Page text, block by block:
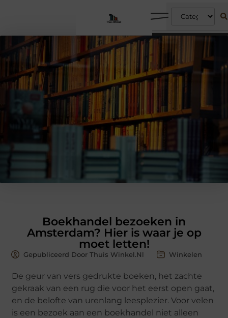
Boekhandel bezoeken in
Amsterdam? Hier is waar je op
moet letten!
Gepubliceerd Door Thuis Winkel.nl Winkelen
De geur van vers gedrukte boeken, het zachte
gekraak van een rug die voor het eerst open gaat,
en de belofte van urenlang leesplezier. Voor velen
is een bezoek aan een boekhandel niet alleen